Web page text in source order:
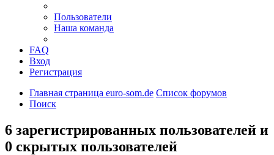
Пользователи
Наша команда
FAQ
Вход
Регистрация
Главная страница euro-som.de Список форумов
Поиск
6 зарегистрированных пользователей и
0 скрытых пользователей